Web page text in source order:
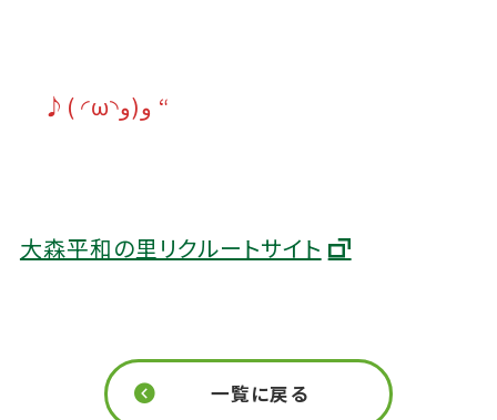
♪( ◜ω◝و(و “
大森平和の里リクルートサイト
一覧に戻る